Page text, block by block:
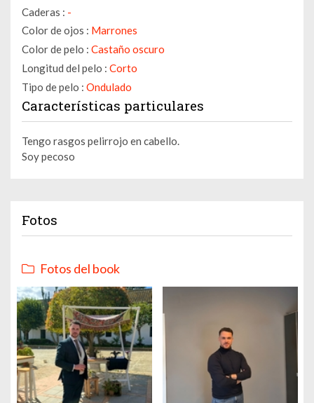
Caderas : -
Color de ojos : Marrones
Color de pelo : Castaño oscuro
Longitud del pelo : Corto
Tipo de pelo : Ondulado
Características particulares
Tengo rasgos pelirrojo en cabello.
Soy pecoso
Fotos
Fotos del book